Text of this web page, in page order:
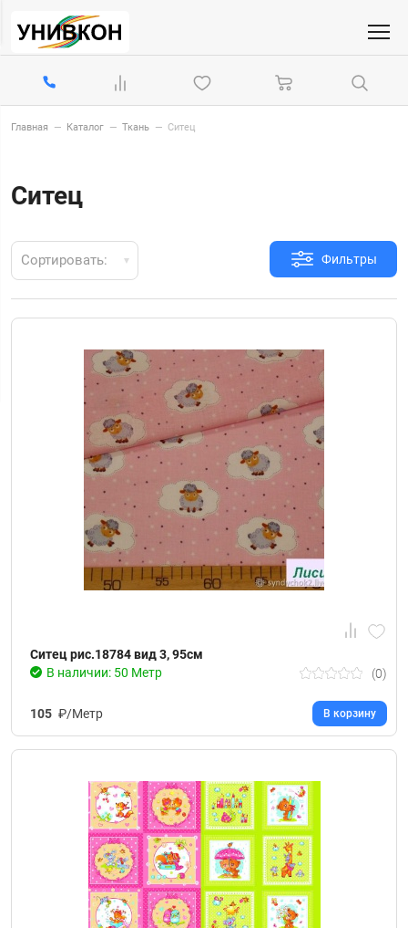
Главная — Каталог — Ткань — Ситец
Ситец
Фильтры
Сортировать:
Ситец рис.18784 вид 3, 95см
В наличии: 50 Метр
(0)
105 ₽/Метр В корзину